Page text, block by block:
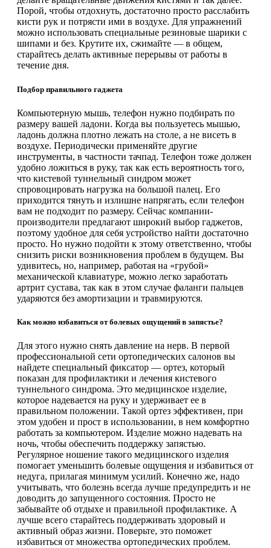
Порой, чтобы отдохнуть, достаточно просто расслабить
кисти рук и потрясти ими в воздухе. Для упражнений
можно использовать специальные резиновые шарики с
шипами и без. Крутите их, сжимайте — в общем,
старайтесь делать активные перерывы от работы в
течение дня.
Подбор правильного гаджета
Компьютерную мышь, телефон нужно подбирать по
размеру вашей ладони. Когда вы пользуетесь мышью,
ладонь должна плотно лежать на столе, а не висеть в
воздухе. Периодически применяйте другие
инструменты, в частности тачпад. Телефон тоже должен
удобно ложиться в руку, так как есть вероятность того,
что кистевой туннельный синдром может
спровоцировать нагрузка на большой палец. Его
приходится тянуть и излишне напрягать, если телефон
вам не подходит по размеру. Сейчас компании-
производители предлагают широкий выбор гаджетов,
поэтому удобное для себя устройство найти достаточно
просто. Но нужно подойти к этому ответственно, чтобы
снизить риски возникновения проблем в будущем. Вы
удивитесь, но, например, работая на «грубой»
механической клавиатуре, можно легко заработать
артрит сустава, так как в этом случае фаланги пальцев
ударяются без амортизации и травмируются.
Как можно избавиться от болевых ощущений в запястье?
Для этого нужно снять давление на нерв. В первой
профессиональной сети ортопедических салонов вы
найдете специальный фиксатор — ортез, который
показан для профилактики и лечения кистевого
туннельного синдрома. Это медицинское изделие,
которое надевается на руку и удерживает ее в
правильном положении. Такой ортез эффективен, при
этом удобен и прост в использовании, в нем комфортно
работать за компьютером. Изделие можно надевать на
ночь, чтобы обеспечить поддержку запястью.
Регулярное ношение такого медицинского изделия
помогает уменьшить болевые ощущения и избавиться от
недуга, прилагая минимум усилий. Конечно же, надо
учитывать, что болезнь всегда лучше предупредить и не
доводить до запущенного состояния. Просто не
забывайте об отдыхе и правильной профилактике. А
лучше всего старайтесь поддерживать здоровый и
активный образ жизни. Поверьте, это поможет
избавиться от множества ортопедических проблем.